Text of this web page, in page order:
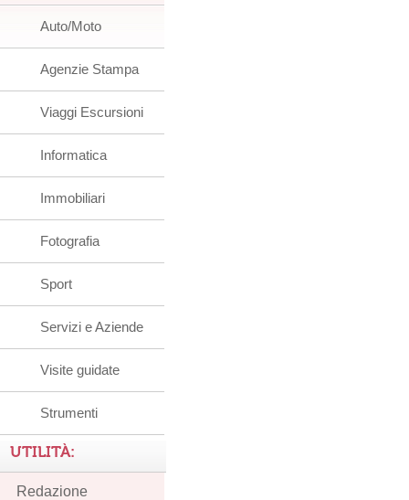
Auto/Moto
Agenzie Stampa
Viaggi Escursioni
Informatica
Immobiliari
Fotografia
Sport
Servizi e Aziende
Visite guidate
Strumenti
UTILITÀ:
Redazione